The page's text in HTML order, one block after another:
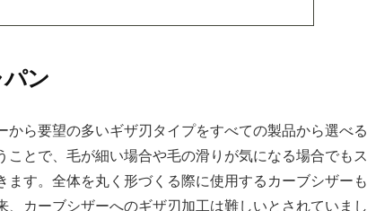
ン
から要望の多いギザ刃タイプをすべての製品から選べる
ことで、毛が細い場合や毛の滑りが気になる場合でもス
ます。全体を丸く形づくる際に使用するカーブシザーも
、カーブシザーへのギザ刃加工は難しいとされていまし